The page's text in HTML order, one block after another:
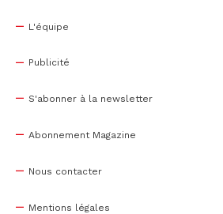
L'équipe
Publicité
S'abonner à la newsletter
Abonnement Magazine
Nous contacter
Mentions légales